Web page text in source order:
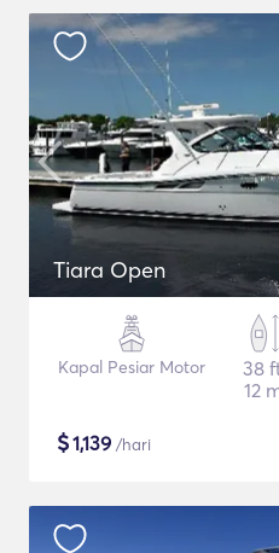
Tiara Open
Kapal Pesiar Motor
38
12
$1,139 /hari